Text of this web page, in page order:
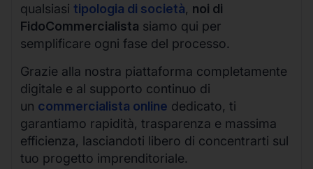
qualsiasi tipologia di società, noi di
FidoCommercialista siamo qui per
semplificare ogni fase del processo.
Grazie alla nostra piattaforma completamente
digitale e al supporto continuo di
un commercialista online dedicato, ti
garantiamo rapidità, trasparenza e massima
efficienza, lasciandoti libero di concentrarti sul
tuo progetto imprenditoriale.